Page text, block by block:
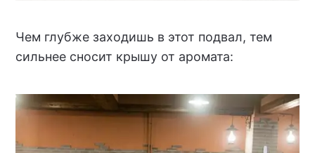
Чем глубже заходишь в этот подвал, тем
сильнее сносит крышу от аромата: